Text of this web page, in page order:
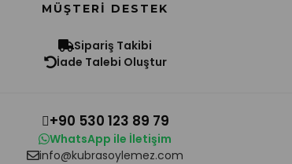
MÜŞTERI DESTEK
Sipariş Takibi
İade Talebi Oluştur
+90 530 123 89 79
WhatsApp ile İletişim
info@kubrasoylemez.com